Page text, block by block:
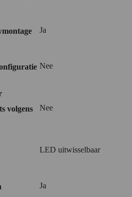
Ja
Nee
volgens
Nee
LED uitwisselbaar
Ja